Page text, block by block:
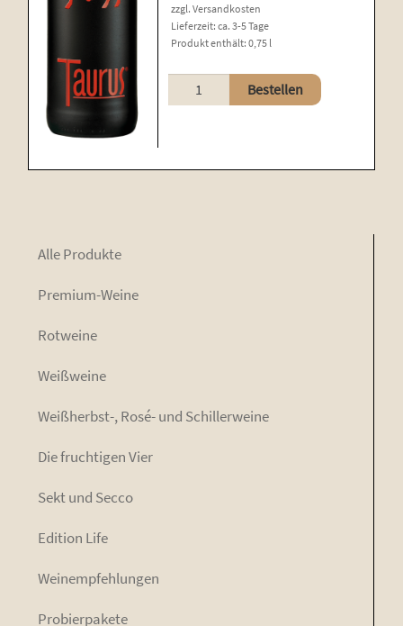
zzgl.Versandkosten
Lieferzeit:ca. 3-5 Tage
Produkt enthält: 0,75 l
Taurus
»Roter
Bestellen
Alle Pro­duk­te
Pre­mi­um-Wei­ne
Rot­wei­ne
Weiß­wei­ne
Weiß­herbst-, Rosé- und Schillerweine
Die fruch­ti­gen Vier
Sekt und Secco
Edi­ti­on Life
Wein­emp­feh­lun­gen
Pro­bier­pa­ke­te